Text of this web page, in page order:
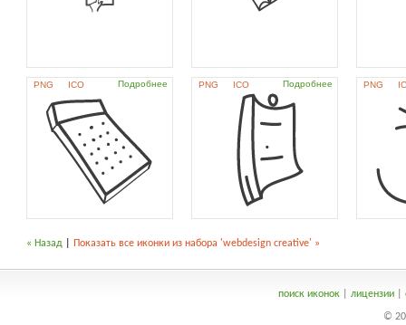
PNG ICO Подробнее PNG ICO Подробнее PNG
« Назад Показать все иконки из набора 'webdesign creative' »
поиск иконок| лицензии|
©